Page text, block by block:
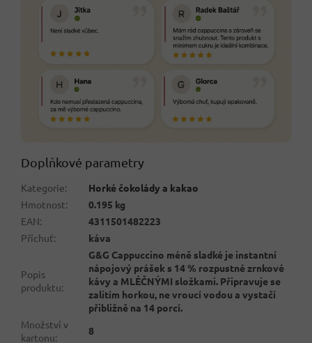
Doplňkové parametry
Kategorie:
Horké čokolády a kakao
Hmotnost:
0.195 kg
EAN:
4311501482223
Příchuť: káva
Popis
produktu:
G&G Cappuccino méně sladké je instantní
nápojový prášek s 14 % rozpustné zrnkové
kávy a MLÉČNÝMI složkami. Připravuje se
zalitím horkou, ne vroucí vodou a vystačí
přibližně na 14 porcí.
Množství v
kartonu:
8